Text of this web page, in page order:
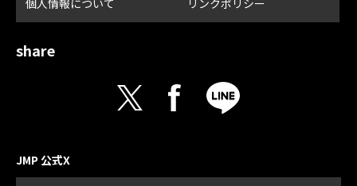
個人情報について リンクポリシー
share
JMP 公式X